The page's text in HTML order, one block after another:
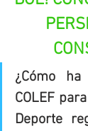
¿Cómo
COLEF
Deporte